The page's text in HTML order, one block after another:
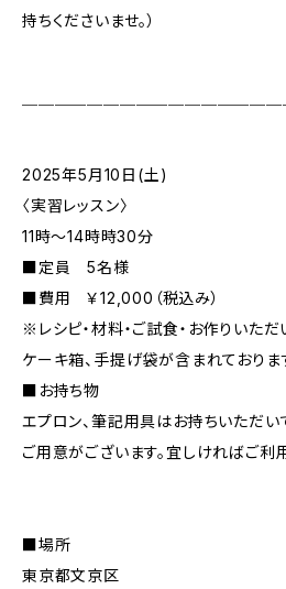
持ちくださいませ。）
2025年5月10日(土)
〈実習レッスン〉
11時〜14時時30分
■定員 5名様
■費用 ￥12,000（税込み）
※レシピ・材料・ご試食・お作りいた
ケーキ箱、手提げ袋が含まれておりま
■お持ち物
エプロン、筆記用具はお持ちいただい
ご用意がございます。宜しければご利
■場所
東京都文京区